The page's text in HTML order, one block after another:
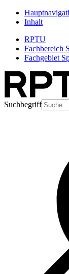
Inhalt
RPTU
Fachbereich
Fachgebiet
Suchbegriff